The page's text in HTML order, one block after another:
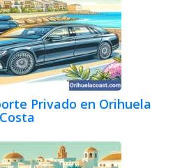
Privado en Orihuela
Costa